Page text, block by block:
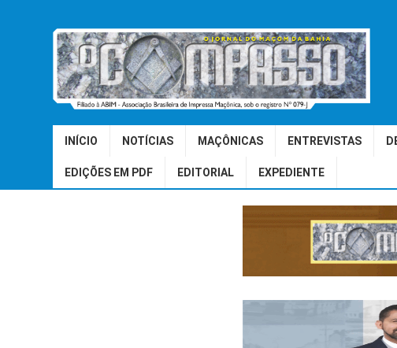
INÍCIO NOTÍCIAS MAÇÔNICAS ENTREVISTAS
EDIÇÕES EM PDF EDITORIAL EXPEDIENTE